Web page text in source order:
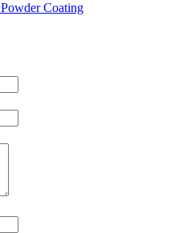
Powder Coating